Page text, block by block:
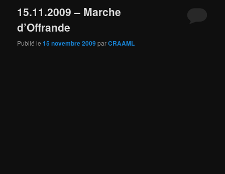
15.11.2009 – Marche
d’Offrande
Publié le15 novembre 2009parCRAAML